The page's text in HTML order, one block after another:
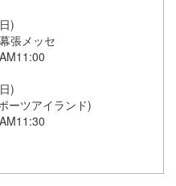
)
張メッセ
)
ーツアイランド)